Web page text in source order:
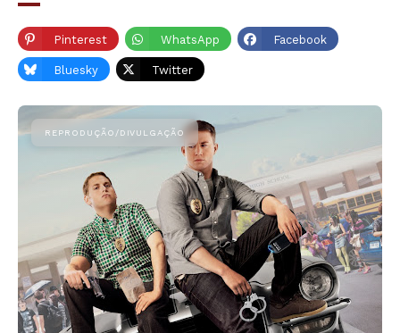
Pinterest WhatsApp Facebook
Bluesky Twitter